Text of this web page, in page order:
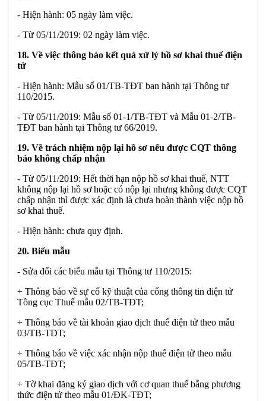
- Hiện hành: 05 ngày làm việc.
- Từ 05/11/2019: 02 ngày làm việc.
18. Về việc thông báo kết quả xử lý hồ sơ khai thuế điện
tử
- Hiện hành: Mẫu số 01/TB-TĐT ban hành tại Thông tư
110/2015.
- Từ 05/11/2019: Mẫu số 01-1/TB-TĐT và Mẫu 01-2/TB-
TĐT ban hành tại Thông tư 66/2019.
19. Về trách nhiệm nộp lại hồ sơ nếu được CQT thông
báo không chấp nhận
- Từ 05/11/2019: Hết thời hạn nộp hồ sơ khai thuế, NTT
không nộp lại hồ sơ hoặc có nộp lại nhưng không được CQT
chấp nhận thì được xác định là chưa hoàn thành việc nộp hồ
sơ khai thuế.
- Hiện hành: chưa quy định.
20. Biểu mẫu
- Sửa đổi các biểu mẫu tại Thông tư 110/2015:
+ Thông báo về sự cố kỹ thuật của cổng thông tin điện tử
Tồng cục Thuế mẫu 02/TB-TĐT;
+ Thông báo về tài khoản giao dịch thuế điện tử theo mẫu
03/TB-TĐT;
+ Thông báo về việc xác nhận nộp thuế điện tử theo mẫu
05/TB-TĐT;
+ Tờ khai đăng ký giao dịch với cơ quan thuế bằng phương
thức điện tử theo mẫu 01/ĐK-TĐT;